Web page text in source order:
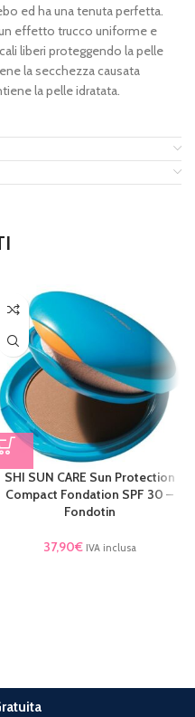
ed ha una tenuta perfetta.
effetto trucco uniforme e
liberi proteggendo la pelle
la secchezza causata
la pelle idratata.
SHI SUN CARE Sun Protection
Compact Fondation SPF 30 –
Fondotin
37,90€ IVA inclusa